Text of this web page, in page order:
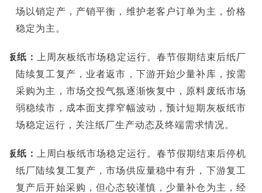
场以销定产，产销平衡，维护老客户订单为主，价格
稳定为主。
板纸：
上周灰板纸市场稳定运行。春节假期结束后纸厂
陆续复工复产，业者返市，下游开始少量补库，按需
采购为主，市场交投气氛逐渐恢复中，原料废纸市场
弱稳续市，成本面支撑窄幅波动，预计短期灰板纸市
场稳定运行，关注纸厂生产动态及终端需求情况。
板纸：
上周白板纸市场稳定运行。春节假期结束后停机
纸厂陆续复工复产，市场供应量稳中有升，下游复工
复产后开始采购，但心态较谨慎，少量补仓为主，经